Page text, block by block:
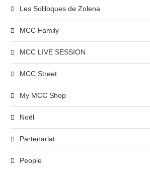
Les Soliloques de Zolena
MCC Family
MCC LIVE SESSION
MCC Street
My MCC Shop
Noël
Partenariat
People